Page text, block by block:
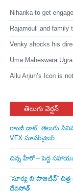
Niharika to get
Rajamouli and family
Venky shocks his
Uma Maheswara
Allu Arjun’s Icon is
తెలుగు వెర్షన్
రాంజీ డాట్: తెలుగు
VFX సూపర్‌వైజర్
చిన్న హీరో – పెద్ద
“సూర్య బి పాజిటివ్”
దేవసోత్